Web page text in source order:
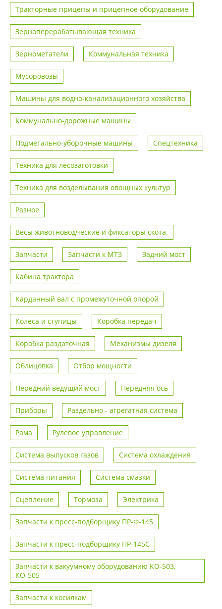
Тракторные прицепы и прицепное оборудование
Зерноперерабатывающая техника
Зернометатели Коммунальная техника
Мусоровозы
Машины для водно-канализационного хозяйства
Коммунально-дорожные машины
Подметально-уборочные машины Спецтехника
Техника для лесозаготовки
Техника для возделывания овощных культур
Разное
Весы животноводческие и фиксаторы скота.
Запчасти Запчасти к МТЗ Задний мост
Кабина трактора
Карданный вал с промежуточной опорой
Колеса и ступицы Коробка передач
Коробка раздаточная Механизмы дизеля
Облицовка Отбор мощности
Передний ведущий мост Передняя ось
Приборы Раздельно - агрегатная система
Рама Рулевое управление
Система выпусков газов Система охлаждения
Система питания Система смазки
Сцепление Тормоза Электрика
Запчасти к пресс-подборщику ПР-Ф-145
Запчасти к пресс-подборщику ПР-145С
Запчасти к вакуумному оборудованию КО-503,
КО-505
Запчасти к косилкам